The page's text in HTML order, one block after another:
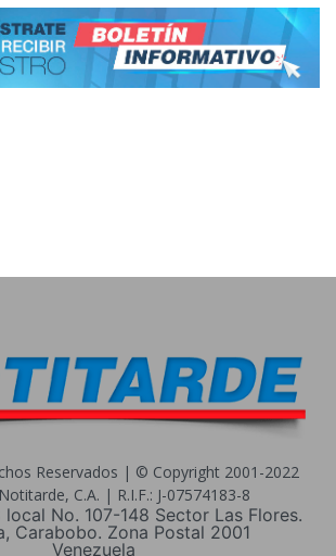
Reservados | © Copyright 2001-2022
C.A. | R.I.F.: J-07574183-8
local No. 107-148 Sector Las Flores.
Carabobo. Zona Postal 2001
Venezuela